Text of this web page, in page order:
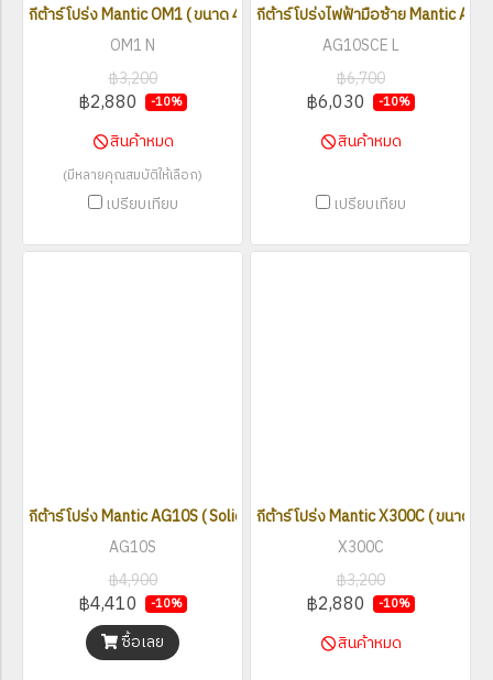
กีต้าร์โปร่ง Mantic OM1 ( ขนาด 41 นิ้ว )
OM1 N
฿3,200
฿2,880 -10%
สินค้าหมด
(มีหลายคุณสมบัติให้เลือก)
เปรียบเทียบ
กีต้าร์โปร่งไฟฟ้ามือซ้าย Mantic
AG10SCE L
฿6,700
฿6,030 -10%
สินค้าหมด
เปรียบเทียบ
กีต้าร์โปร่ง Mantic AG10S ( Solid Top ) ขนาด 41 นิ้ว
AG10S
฿4,900
฿4,410 -10%
ซื้อเลย
กีต้าร์โปร่ง Mantic X300C ( ขนาด
X300C
฿3,200
฿2,880 -10%
สินค้าหมด